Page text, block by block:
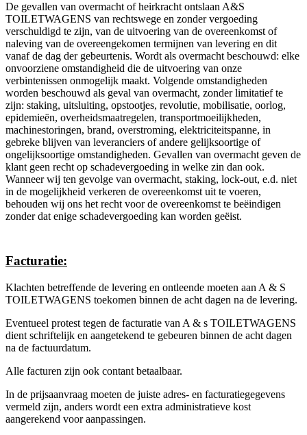
De gevallen van overmacht of heirkracht ontslaan A&S
TOILETWAGENS van rechtswege en zonder vergoeding
verschuldigd te zijn, van de uitvoering van de overeenkomst of
naleving van de overeengekomen termijnen van levering en dit
vanaf de dag der gebeurtenis. Wordt als overmacht beschouwd: elke
onvoorziene omstandigheid die de uitvoering van onze
verbintenissen onmogelijk maakt. Volgende omstandigheden
worden beschouwd als geval van overmacht, zonder limitatief te
zijn: staking, uitsluiting, opstootjes, revolutie, mobilisatie, oorlog,
epidemieën, overheidsmaatregelen, transportmoeilijkheden,
machinestoringen, brand, overstroming, elektriciteitspanne, in
gebreke blijven van leveranciers of andere gelijksoortige of
ongelijksoortige omstandigheden. Gevallen van overmacht geven de
klant geen recht op schadevergoeding in welke zin dan ook.
Wanneer wij ten gevolge van overmacht, staking, lock-out, e.d. niet
in de mogelijkheid verkeren de overeenkomst uit te voeren,
behouden wij ons het recht voor de overeenkomst te beëindigen
zonder dat enige schadevergoeding kan worden geëist.
Facturatie:
Klachten betreffende de levering en ontleende moeten aan A & S
TOILETWAGENS toekomen binnen de acht dagen na de levering.
Eventueel protest tegen de facturatie van A & s TOILETWAGENS
dient schriftelijk en aangetekend te gebeuren binnen de acht dagen
na de factuurdatum.
Alle facturen zijn ook contant betaalbaar.
In de prijsaanvraag moeten de juiste adres- en facturatiegegevens
vermeld zijn, anders wordt een extra administratieve kost
aangerekend voor aanpassingen.